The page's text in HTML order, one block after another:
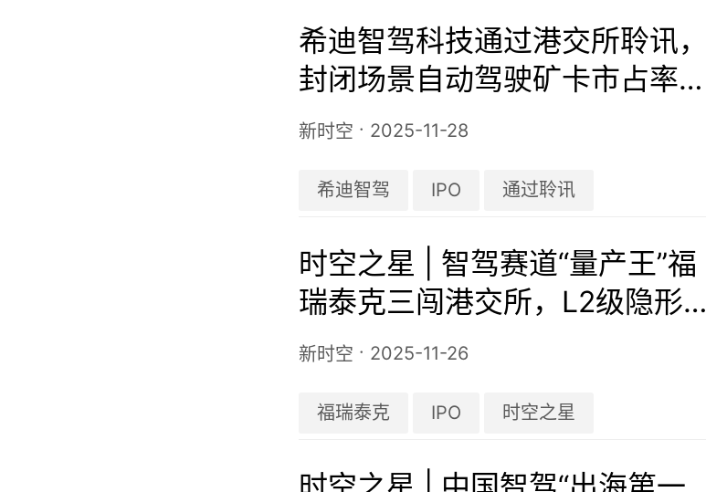
希迪智驾科技通过港交所聆讯，
封闭场景自动驾驶矿卡市占率中
国第三
新时空 · 2025-11-28
希迪智驾 IPO 通过聆讯
时空之星 | 智驾赛道“量产王”福
瑞泰克三闯港交所，L2级隐形冠
军的进阶之路几何？
新时空 · 2025-11-26
福瑞泰克 IPO 时空之星